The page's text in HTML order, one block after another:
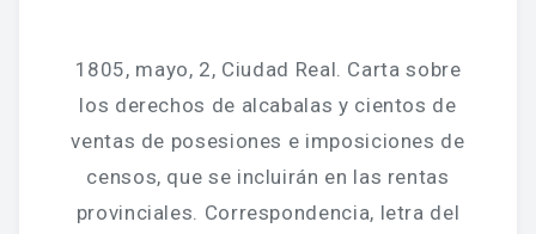
1805, mayo, 2, Ciudad Real. Carta sobre
los derechos de alcabalas y cientos de
ventas de posesiones e imposiciones de
censos, que se incluirán en las rentas
provinciales. Correspondencia, letra del